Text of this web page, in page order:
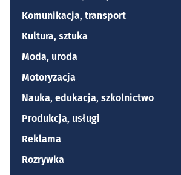
Komunikacja, transport
Kultura, sztuka
Moda, uroda
Motoryzacja
Nauka, edukacja, szkolnictwo
Produkcja, usługi
Reklama
Rozrywka